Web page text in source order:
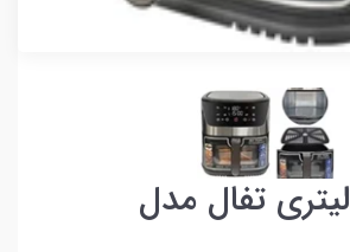
سرخ کن 12 لیتری تفال مدل